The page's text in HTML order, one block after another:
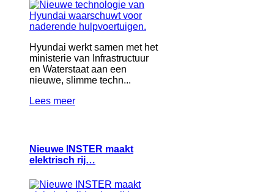
Hyundai werkt samen met het
ministerie van Infrastructuur
en Waterstaat aan een
nieuwe, slimme techn...
Lees meer
Nieuwe INSTER maakt
elektrisch rij…